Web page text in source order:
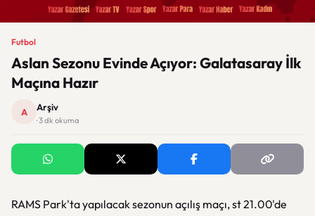
Futbol
Aslan Sezonu Evinde Açıyor: Galatasaray İlk
Maçına Hazır
A Arşiv
· 3 dk okuma
RAMS Park'ta yapılacak sezonun açılış maçı, st 21.00'de